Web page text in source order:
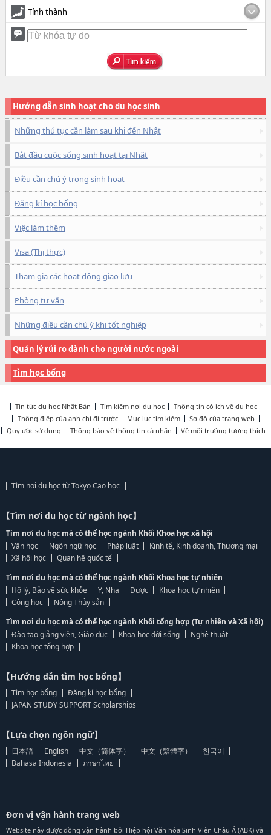
Tỉnh thành
Hướng dẫn sinh hoạt cho du học sinh
Những thủ tục cần làm sau khi đến Nhật
Bắt đầu cuộc sống sinh hoạt tại Nhật
Điều cần chú ý trong sinh hoạt
Đăng kí học bổng
Việc làm thêm
Visa (Thị thực)
Tham gia các hoạt động giao lưu
Phòng tư vấn
Những điều cần chú ý khi tốt nghiệp
Quản lý rủi ro dành cho người nước ngoài
Tìm học bổng
Tin tức du học Nhật Bản Tìm kiếm nơi du học
Thông tin có ích về du học
Thông điệp của anh chị đi trước
Mục lục tìm kiếm
Sơ đồ của trang web
Quy ước sử dụng
Thông báo về thông tin cá nhân Về môi trường tương thích
Tìm nơi du học từ Tokyo Cao học
【Tìm nơi du học từ ngành học】
Tìm nơi du học mà có thể học ngành Khối Khoa học xã hội
Văn học
Ngôn ngữ học Pháp luật
Kinh tế, Kinh doanh, Thương mại
Xã hội học
Quan hệ quốc tế
Tìm nơi du học mà có thể học ngành Khối Khoa học tự nhiên
Hộ lý, Bảo vệ sức khỏe
Y, Nha Dược
Khoa học tự nhiên
Công học
Nông Thủy sản
Tìm nơi du học mà có thể học ngành Khối tổng hợp (Tự nhiên và Xã hội)
Đào tạo giảng viên, Giáo dục
Khoa học đời sống
Nghệ thuật
Khoa học tổng hợp
【Hướng dẫn tìm học bổng】
Tìm học bổng
Đăng kí học bổng
JAPAN STUDY SUPPORT Scholarships
【Lựa chọn ngôn ngữ】
日本語 English 中文（简体字） 中文（繁體字）
한국어
Bahasa Indonesia
ภาษาไทย
Đơn vị vận hành trang web
Website này được đồng vận hành bởi Hiệp hội Văn hóa Sinh Viên Châu Á (ABK) và